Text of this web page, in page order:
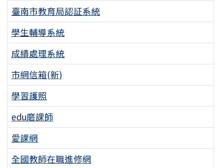
臺南市教育局認証系統
學生輔導系統
成績處理系統
市網信箱(新)
學習護照
edu磨課師
愛課網
全國教師在職進修網